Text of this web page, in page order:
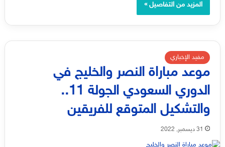
المزيد من التفاصيل »
مفيد الإخباري
موعد مباراة النصر والخليج في
الدوري السعودي الجولة 11..
والتشكيل المتوقع للفريقين
31 ديسمبر, 2022